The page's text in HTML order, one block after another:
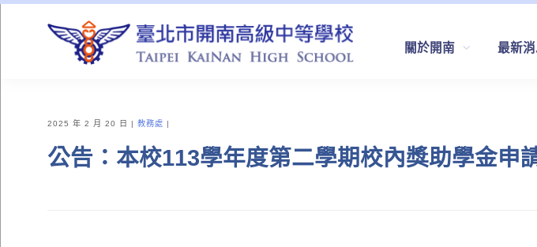
關於開南 最新
QUICK LINKS
2025 年 2 月 20 日 教務處
公告：本校113學年度第二學期校內獎助學金申